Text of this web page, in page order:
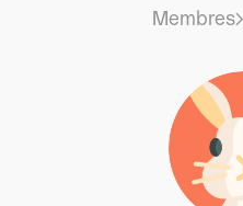
Membres